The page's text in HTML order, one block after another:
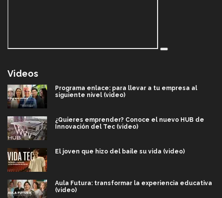
Videos
Programa enlace: para llevar a tu empresa al
siguiente nivel (video)
¿Quieres emprender? Conoce el nuevo HUB de
Innovación del Tec (video)
El joven que hizo del baile su vida (video)
Aula Futura: transformar la experiencia educativa
(video)